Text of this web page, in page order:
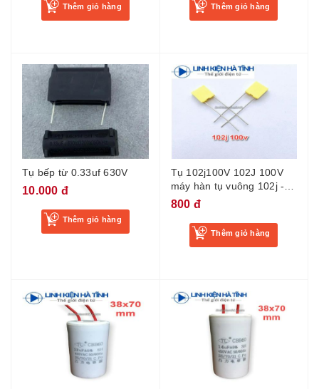
Thêm giỏ hàng Thêm giỏ hàng
Tụ bếp từ 0.33uf 630V
10.000 đ
Thêm giỏ hàng
Tụ 102j100V 102J 100V
máy hàn tụ vuông 102j -
BE3
800 đ
Thêm giỏ hàng